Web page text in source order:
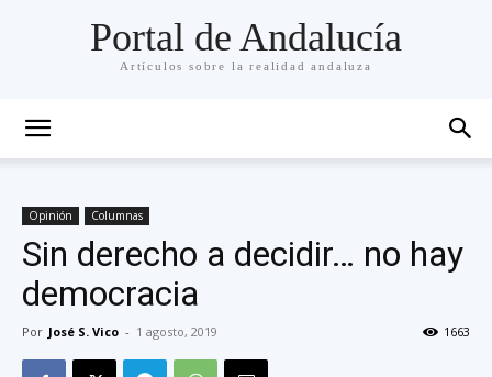
Portal de Andalucía
Artículos sobre la realidad andaluza
Opinión Columnas
Sin derecho a decidir… no hay
democracia
Por José S. Vico - 1 agosto, 2019 1663